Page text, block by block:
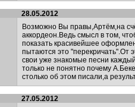
28.05.2012
Возможно Вы правы,Артём,на
аккордеон.Ведь смысл в том,
показать красивейшее
пытаются это "перекричать".От
свои уже знакомые песни
только не понятно почему
столько об этом писали,а
27.05.2012